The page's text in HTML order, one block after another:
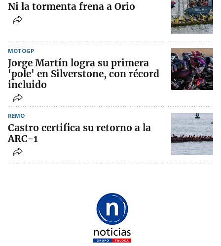
Ni la tormenta frena a Orio
MOTOGP
Jorge Martín logra su primera
'pole' en Silverstone, con récord
incluido
REMO
Castro certifica su retorno a la
ARC-1